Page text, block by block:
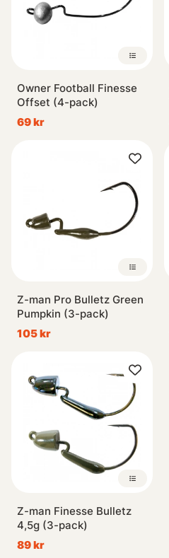
Owner Football Finesse
Offset (4-pack)
69 kr
Z-man Pro Bulletz Green
Pumpkin (3-pack)
105 kr
Z-man Finesse Bulletz
4,5g (3-pack)
89 kr